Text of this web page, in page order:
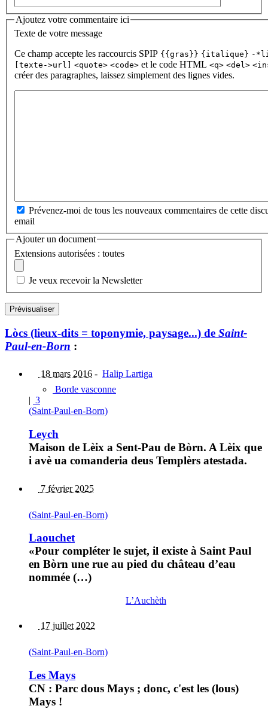
Ajoutez votre commentaire ici
Texte de votre message
Ce champ accepte les raccourcis SPIP {{gras}} {italique} -
[texte->url]
<quote> <code> et le code HTML <q> <del>
créer des paragraphes, laissez simplement des lignes vides.
Prévenez-moi de tous les nouveaux commentaires de cette
email
Ajouter un document
Extensions autorisées : toutes
Je veux recevoir la Newsletter
Lòcs (lieux-dits = toponymie, paysage...) de Saint-
Paul-en-Born :
18 mars 2016 - Halip Lartiga
Borde vasconne
| 3
(Saint-Paul-en-Born)
Leych
Maison de Lèix a Sent-Pau de Bòrn. A Lèix que
i avè ua comanderia deus Templèrs atestada.
7 février 2025
(Saint-Paul-en-Born)
Laouchet
«Pour compléter le sujet, il existe à Saint Paul
en Bòrn une rue au pied du château d’eau
nommée (…)
L’Auchèth
17 juillet 2022
(Saint-Paul-en-Born)
Les Mays
CN : Parc dous Mays ; donc, c'est les (lous)
Mays !